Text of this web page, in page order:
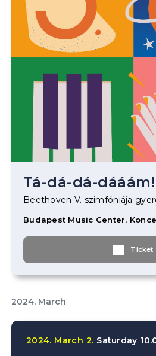
Tá-dá-dá-dááám!
Beethoven V. szimfóniája
Budapest Music Center,
Ticket
2024. March
2024. March 2. Saturday